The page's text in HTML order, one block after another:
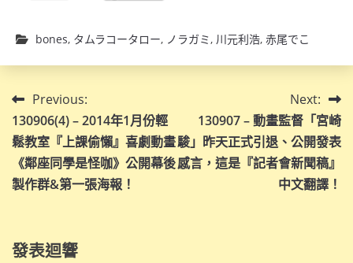
bones, タムラコータロー, ノラガミ, 川元利浩, 赤尾でこ
文
章
導
覽
Previous:
130906(4) – 2014年1月份輕
鬆教室『上課偷懶』喜劇動畫
《鄰座同學是怪咖》公開幕後
製作群&第一張海報！
Next:
130907 – 動畫監督「宮崎
駿」昨天正式引退、公開發表
感言，這是『記者會新聞稿』
中文翻譯！
發表迴響